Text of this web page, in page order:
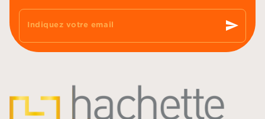
Indiquez votre email send